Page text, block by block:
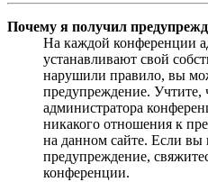
Почему я получил
На каждой конференции
устанавливают свой
нарушили правило, вы
предупреждение. Учтите,
администратора
никакого отношения к
на данном сайте. Если вы
предупреждение,
конференции.